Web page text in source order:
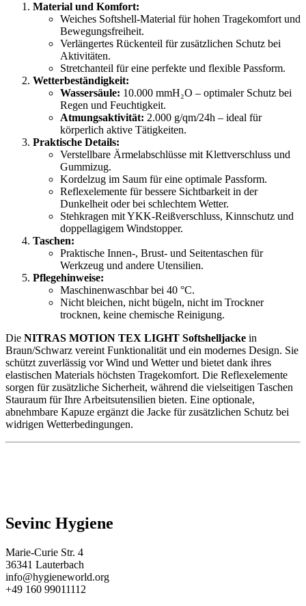
Material und Komfort:
Weiches Softshell-Material für hohen Tragekomfort und
Bewegungsfreiheit.
Verlängertes Rückenteil für zusätzlichen Schutz bei
Aktivitäten.
Stretchanteil für eine perfekte und flexible Passform.
Wetterbeständigkeit:
Wassersäule: 10.000 mmH₂O – optimaler Schutz bei
Regen und Feuchtigkeit.
Atmungsaktivität: 2.000 g/qm/24h – ideal für
körperlich aktive Tätigkeiten.
Praktische Details:
Verstellbare Ärmelabschlüsse mit Klettverschluss und
Gummizug.
Kordelzug im Saum für eine optimale Passform.
Reflexelemente für bessere Sichtbarkeit in der
Dunkelheit oder bei schlechtem Wetter.
Stehkragen mit YKK-Reißverschluss, Kinnschutz und
doppellagigem Windstopper.
Taschen:
Praktische Innen-, Brust- und Seitentaschen für
Werkzeug und andere Utensilien.
Pflegehinweise:
Maschinenwaschbar bei 40 °C.
Nicht bleichen, nicht bügeln, nicht im Trockner
trocknen, keine chemische Reinigung.
Die NITRAS MOTION TEX LIGHT Softshelljacke in
Braun/Schwarz vereint Funktionalität und ein modernes Design. Sie
schützt zuverlässig vor Wind und Wetter und bietet dank ihres
elastischen Materials höchsten Tragekomfort. Die Reflexelemente
sorgen für zusätzliche Sicherheit, während die vielseitigen Taschen
Stauraum für Ihre Arbeitsutensilien bieten. Eine optionale,
abnehmbare Kapuze ergänzt die Jacke für zusätzlichen Schutz bei
widrigen Wetterbedingungen.
Sevinc Hygiene
Marie-Curie Str. 4
36341 Lauterbach
info@hygieneworld.org
+49 160 99011112